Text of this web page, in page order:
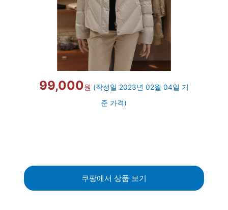
99,000원 (작성일 2023년 02월 04일 기
준 가격)
쿠팡에서 상품 보기